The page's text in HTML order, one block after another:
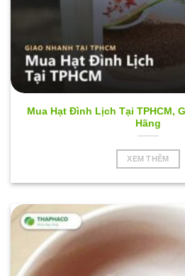
Mua Hạt Đình Lịch Tại TPHCM,
Hãng
XEM THÊM